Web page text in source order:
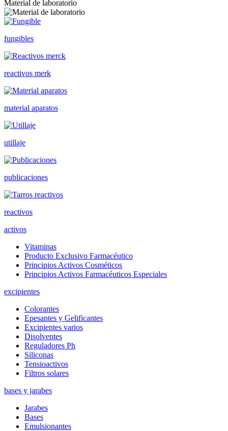
Material de laboratorio
fungibles
reactivos merk
material aparatos
utillaje
publicaciones
reactivos
activos
Vitaminas
Producto Exclusivo Farmacéutico
Principios Activos Cosméticos
Principios Activos Farmacéuticos Especiales
excipientes
Colorantes
Epesantes y Gelificantes
Excipientes varios
Disolventes
Reguladores Ph
Siliconas
Tensioactivos
Filtros solares
bases y jarabes
Jarabes
Bases
Emulsionantes